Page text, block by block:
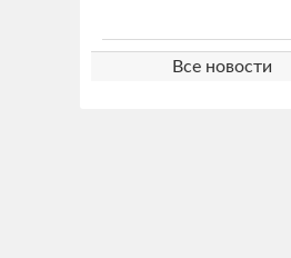
Все новости